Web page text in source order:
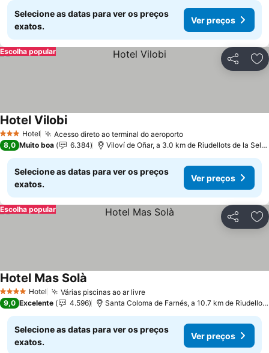
Selecione as datas para ver os preços
exatos.
Ver preços
Partilhar
Escolha popular
3 EstrelasHotel Acesso direto ao terminal do aeroporto
Hotel Vilobi
8,0 Muito boa 6.384 Viloví de Oñar, a 3.0 km de Riudellots de la Selva
Selecione as datas para ver os preços
exatos.
Ver preços
Partilhar
Escolha popular
4 EstrelasHotel Várias piscinas ao ar livre
Hotel Mas Solà
9,0 Excelente 4.596 Santa Coloma de Farnés, a 10.7 km de Riudellots de la Selva
Selecione as datas para ver os preços
exatos.
Ver preços